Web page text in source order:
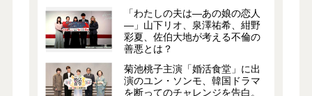
「わたしの夫は―あの娘の恋人
―」山下リオ、泉澤祐希、紺野
彩夏、佐伯大地が考える不倫の
善悪とは？
菊池桃子主演「婚活食堂」に出
演のユン・ソンモ、韓国ドラマ
を断ってのチャレンジを告白。